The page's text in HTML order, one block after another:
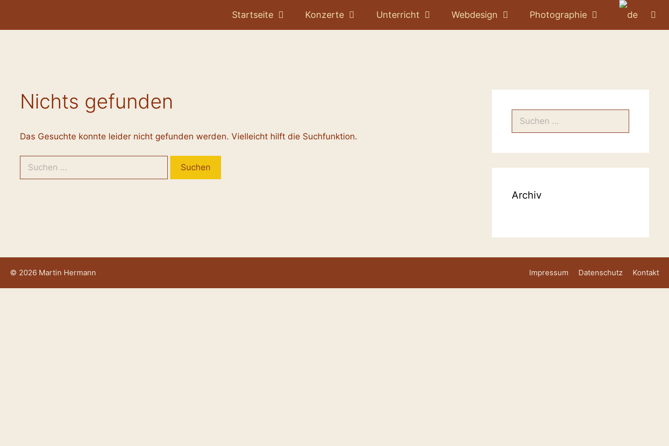
springen
Startseite Konzerte Unterricht Webdesign Photographie
Nichts gefunden
Das Gesuchte konnte leider nicht gefunden werden. Vielleicht hilft die Suchfunktion.
nach:
Suchen
Archiv
Impressum Datenschutz Kontakt
© 2026 Martin Hermann